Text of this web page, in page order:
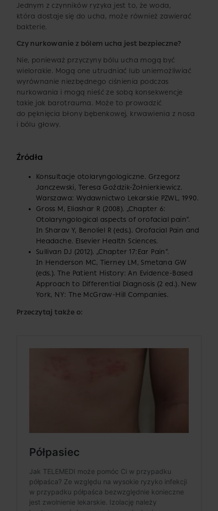
Jednym z czynników ryzyka jest to, że woda,
która dostaje się do ucha, może również zawierać
bakterie.
Czy nurkowanie z bólem ucha jest bezpieczne?
Nie, ponieważ przyczyny bólu ucha mogą być
wielorakie. Mogą one utrudniać lub uniemożliwiać
wyrównanie niezbędnego ciśnienia podczas
nurkowania i mogą nieść ze sobą konsekwencje
takie jak barotrauma. Może to prowadzić
do pęknięcia błony bębenkowej, krwawienia z nosa
i bólu głowy.
Źródła
Konsultacje otolaryngologiczne. Grzegorz
Janczewski, Teresa Goździk-Żołnierkiewicz.
Warszawa: Wydawnictwo Lekarskie PZWL, 1990.
Gross M, Eliashar R (2008). „Chapter 6:
Otolaryngological aspects of orofacial pain”.
In Sharav Y, Benoliel R (eds.). Orofacial Pain and
Headache. Elsevier Health Sciences.
Sullivan DJ (2012). „Chapter 17:Ear Pain”.
In Henderson MC, Tierney LM, Smetana GW
(eds.). The Patient History: An Evidence-Based
Approach to Differential Diagnosis (2 ed.). New
York, NY: The McGraw-Hill Companies.
Przeczytaj także o: